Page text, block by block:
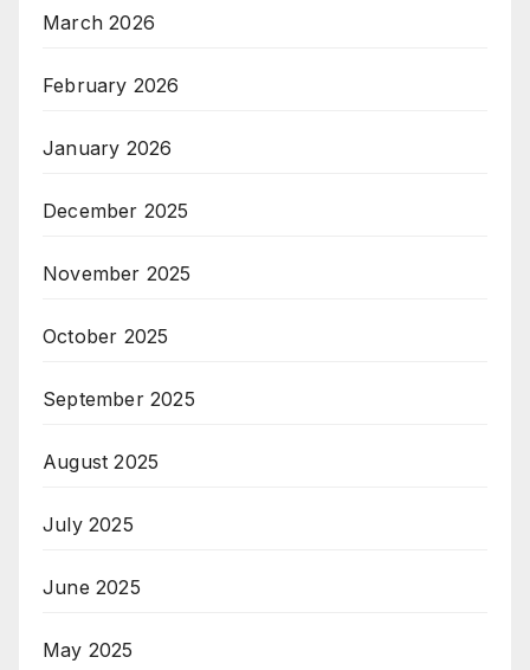
March 2026
February 2026
January 2026
December 2025
November 2025
October 2025
September 2025
August 2025
July 2025
June 2025
May 2025